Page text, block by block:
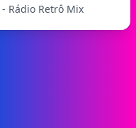
- Rádio Retrô Mix